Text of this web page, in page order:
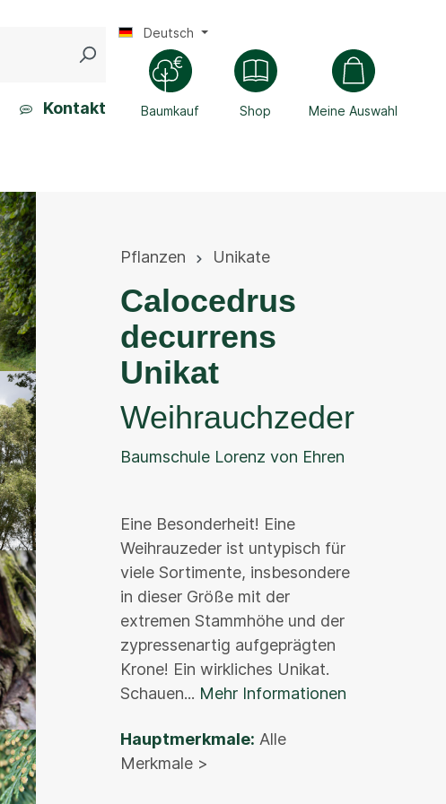
Kontakt Baumkauf Shop Meine Auswahl
Deutsch
Pflanzen Unikate
Calocedrus
decurrens
Unikat
Weihrauchzeder
Baumschule Lorenz von Ehren
Eine Besonderheit! Eine
Weihrauzeder ist untypisch für
viele Sortimente, insbesondere
in dieser Größe mit der
extremen Stammhöhe und der
zypressenartig aufgeprägten
Krone! Ein wirkliches Unikat.
Schauen... Mehr Informationen
Hauptmerkmale: Alle
Merkmale >